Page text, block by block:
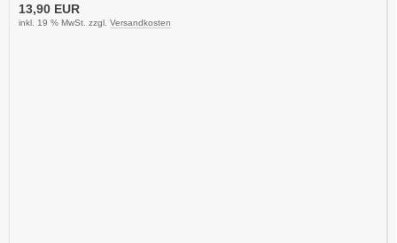
13,90 EUR
inkl. 19 % MwSt. zzgl. Versandkosten